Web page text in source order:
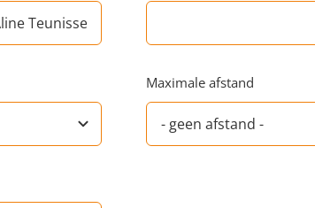
Maximale afstand